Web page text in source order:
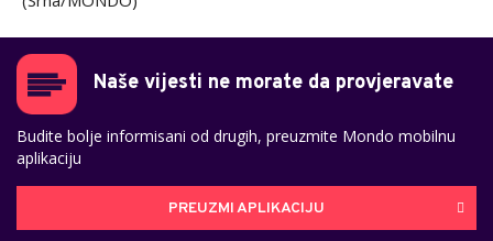
Naše vijesti ne morate da provjeravate
Budite bolje informisani od drugih, preuzmite Mondo mobilnu
aplikaciju
PREUZMI APLIKACIJU